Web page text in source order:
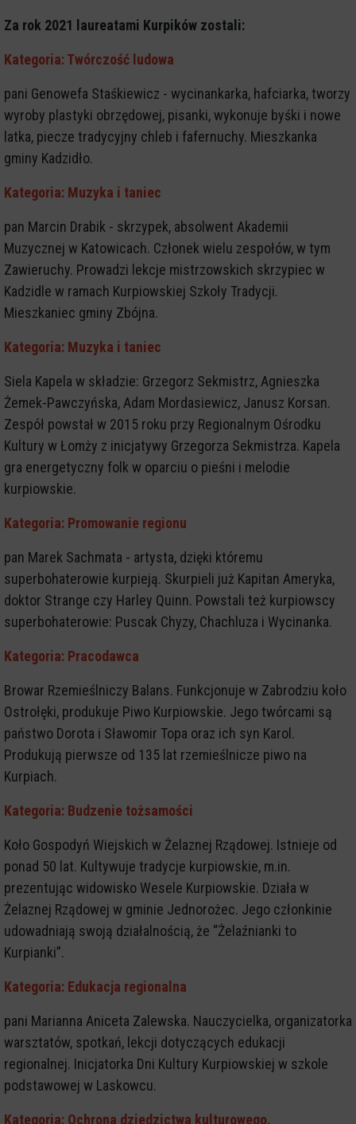
Za rok 2021 laureatami Kurpików zostali:
Kategoria: Twórczość ludowa
pani Genowefa Staśkiewicz - wycinankarka, hafciarka, tworzy
wyroby plastyki obrzędowej, pisanki, wykonuje byśki i nowe
latka, piecze tradycyjny chleb i fafernuchy. Mieszkanka
gminy Kadzidło.
Kategoria: Muzyka i taniec
pan Marcin Drabik - skrzypek, absolwent Akademii
Muzycznej w Katowicach. Członek wielu zespołów, w tym
Zawieruchy. Prowadzi lekcje mistrzowskich skrzypiec w
Kadzidle w ramach Kurpiowskiej Szkoły Tradycji.
Mieszkaniec gminy Zbójna.
Kategoria: Muzyka i taniec
Siela Kapela w składzie: Grzegorz Sekmistrz, Agnieszka
Żemek-Pawczyńska, Adam Mordasiewicz, Janusz Korsan.
Zespół powstał w 2015 roku przy Regionalnym Ośrodku
Kultury w Łomży z inicjatywy Grzegorza Sekmistrza. Kapela
gra energetyczny folk w oparciu o pieśni i melodie
kurpiowskie.
Kategoria: Promowanie regionu
pan Marek Sachmata - artysta, dzięki któremu
superbohaterowie kurpieją. Skurpieli już Kapitan Ameryka,
doktor Strange czy Harley Quinn. Powstali też kurpiowscy
superbohaterowie: Puscak Chyzy, Chachluza i Wycinanka.
Kategoria: Pracodawca
Browar Rzemieślniczy Balans. Funkcjonuje w Zabrodziu koło
Ostrołęki, produkuje Piwo Kurpiowskie. Jego twórcami są
państwo Dorota i Sławomir Topa oraz ich syn Karol.
Produkują pierwsze od 135 lat rzemieślnicze piwo na
Kurpiach.
Kategoria: Budzenie tożsamości
Koło Gospodyń Wiejskich w Żelaznej Rządowej. Istnieje od
ponad 50 lat. Kultywuje tradycje kurpiowskie, m.in.
prezentując widowisko Wesele Kurpiowskie. Działa w
Żelaznej Rządowej w gminie Jednorożec. Jego członkinie
udowadniają swoją działalnością, że “Żelaźnianki to
Kurpianki”.
Kategoria: Edukacja regionalna
pani Marianna Aniceta Zalewska. Nauczycielka, organizatorka
warsztatów, spotkań, lekcji dotyczących edukacji
regionalnej. Inicjatorka Dni Kultury Kurpiowskiej w szkole
podstawowej w Laskowcu.
Kategoria: Ochrona dziedzictwa kulturowego.